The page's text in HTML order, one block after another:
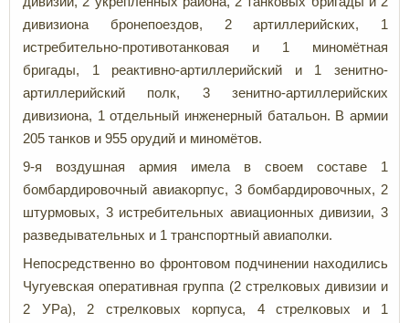
дивизиона бронепоездов, 2 артиллерийских, 1
истребительно-противотанковая и 1 миномётная
бригады, 1 реактивно-артиллерийский и 1 зенитно-
артиллерийский полк, 3 зенитно-артиллерийских
дивизиона, 1 отдельный инженерный батальон. В армии
205 танков и 955 орудий и миномётов.
9-я воздушная армия имела в своем составе 1
бомбардировочный авиакорпус, 3 бомбардировочных, 2
штурмовых, 3 истребительных авиационных дивизии, 3
разведывательных и 1 транспортный авиаполки.
Непосредственно во фронтовом подчинении находились
Чугуевская оперативная группа (2 стрелковых дивизии и
2 УРа), 2 стрелковых корпуса, 4 стрелковых и 1